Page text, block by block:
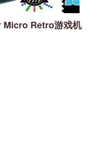
Micro Retro游戏机